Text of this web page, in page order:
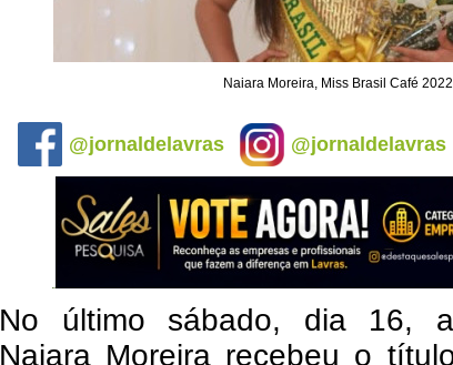
Naiara Moreira, Miss Brasil Café 2022
@jornaldelavras @jornaldelavras
No último sábado, dia 16,
Naiara Moreira recebeu o